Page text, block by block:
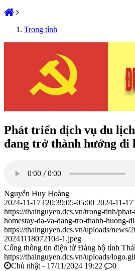
Trong tỉnh
Phát triển dịch vụ du
đang trở thành hướng đi
Nguyễn Huy Hoàng
2024-11-17T20:39:05-05:00 2024-11-
https://thainguyen.dcs.vn/trong-tinh/
homestay-da-va-dang-tro-thanh-huong-
https://thainguyen.dcs.vn/uploads/news/
20241118072104-1.jpeg
Cổng thông tin điện tử Đảng bộ tỉnh
https://thainguyen.dcs.vn/uploads/
Chủ nhật - 17/11/2024 19:22
0